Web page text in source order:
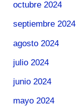
octubre 2024
septiembre 2024
agosto 2024
julio 2024
junio 2024
mayo 2024